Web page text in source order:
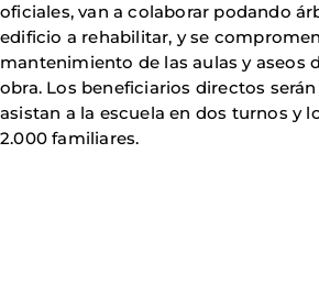
oficiales, van a colaborar podando
edificio a rehabilitar, y se
mantenimiento de las aulas y aseos
obra. Los beneficiarios directos
asistan a la escuela en dos turnos y
2.000 familiares.